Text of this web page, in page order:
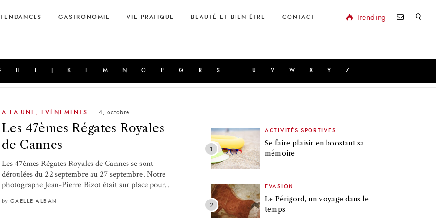
TENDANCES GASTRONOMIE VIE PRATIQUE BEAUTÉ ET BIEN-ÊTRE CONTACT Trending
H K M N O P Q R S T U V W X Y Z
A LA UNE EVÉNEMENTS 4, octobre
Les 47èmes Régates Royales
de Cannes
Les 47èmes Régates Royales de Cannes se sont
déroulées du 22 septembre au 27 septembre. Notre
photographe Jean-Pierre Bizot était sur place pour..
by GAELLE ALBAN
ACTIVITÉS SPORTIVES
Se faire plaisir en boostant sa
mémoire
EVASION
Le Périgord, un voyage dans le
temps